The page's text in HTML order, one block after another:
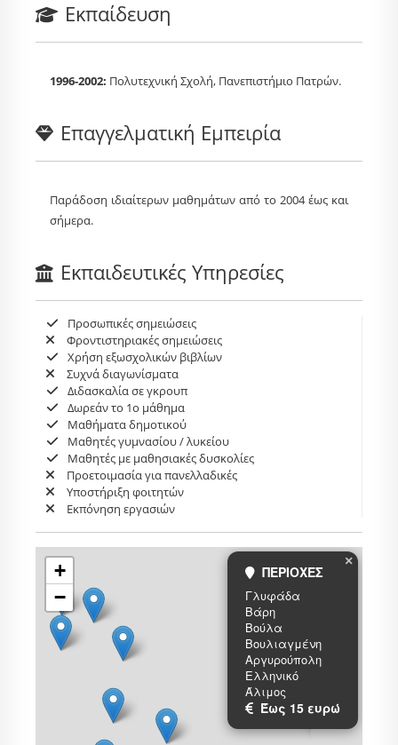
Εκπαίδευση
1996-2002: Πολυτεχνική Σχολή, Πανεπιστήμιο Πατρών.
Επαγγελματική Εμπειρία
Παράδοση ιδιαίτερων μαθημάτων από το 2004 έως και
σήμερα.
Εκπαιδευτικές Υπηρεσίες
Προσωπικές σημειώσεις
Φροντιστηριακές σημειώσεις
Χρήση εξωσχολικών βιβλίων
Συχνά διαγωνίσματα
Διδασκαλία σε γκρουπ
Δωρεάν το 1ο μάθημα
Μαθήματα δημοτικού
Μαθητές γυμνασίου / λυκείου
Μαθητές με μαθησιακές δυσκολίες
Προετοιμασία για πανελλαδικές
Υποστήριξη φοιτητών
Εκπόνηση εργασιών
ΠΕΡΙΟΧΕΣ
Γλυφάδα
Βάρη
Βούλα
Βουλιαγμένη
Αργυρούπολη
Ελληνικό
Άλιμος
Έως 15 ευρώ
×
+
−